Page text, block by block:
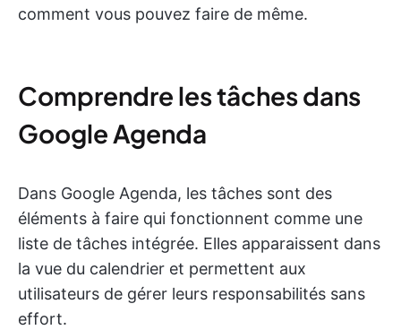
comment vous pouvez faire de même.
Comprendre les tâches dans
Google Agenda
Dans Google Agenda, les tâches sont des
éléments à faire qui fonctionnent comme une
liste de tâches intégrée. Elles apparaissent dans
la vue du calendrier et permettent aux
utilisateurs de gérer leurs responsabilités sans
effort.